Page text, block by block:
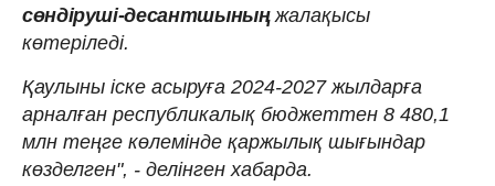
сөндіруші-десантшыныңжалақысы
көтеріледі.
Қаулыны іске асыруға 2024-2027 жылдарға
арналған республикалық бюджеттен 8 480,1
млн теңге көлемінде қаржылық шығындар
көзделген", - делінген хабарда.